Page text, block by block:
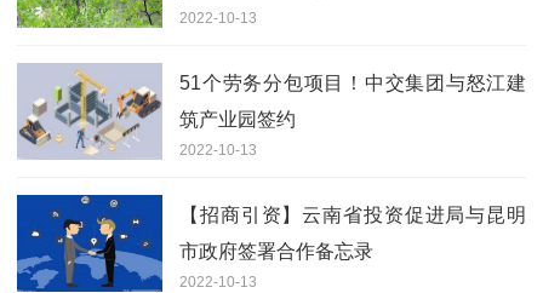
2022-10-13
51个劳务分包项目！中交集团与怒江建
筑产业园签约
2022-10-13
【招商引资】云南省投资促进局与昆明
市政府签署合作备忘录
2022-10-13